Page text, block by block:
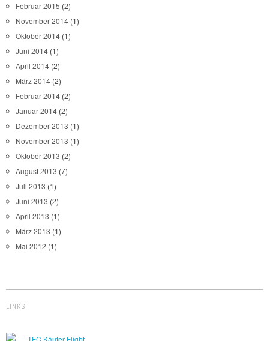
Februar 2015 (2)
November 2014 (1)
Oktober 2014 (1)
Juni 2014 (1)
April 2014 (2)
März 2014 (2)
Februar 2014 (2)
Januar 2014 (2)
Dezember 2013 (1)
November 2013 (1)
Oktober 2013 (2)
August 2013 (7)
Juli 2013 (1)
Juni 2013 (2)
April 2013 (1)
März 2013 (1)
Mai 2012 (1)
LINKS